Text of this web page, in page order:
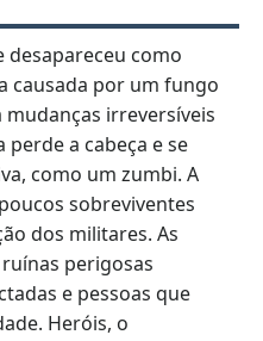
desapareceu como
causada por um fungo
irreversíveis
a cabeça e se
como um zumbi. A
sobreviventes
dos militares. As
perigosas
e pessoas que
Heróis, o